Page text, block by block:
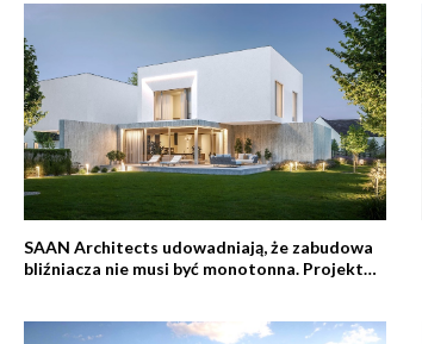
SAAN Architects udowadniają, że zabudowa
bliźniacza nie musi być monotonna. Projekt